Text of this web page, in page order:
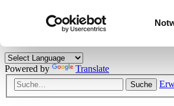
Kunden viele nützliche Hilfestellungen und
Powered by Translate
Suche